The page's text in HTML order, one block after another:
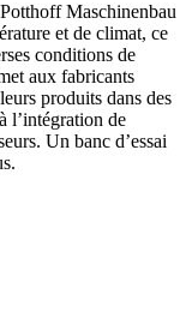
Maschinenbau
et de climat, ce
conditions de
aux fabricants
produits dans des
l’intégration de
Un banc d’essai